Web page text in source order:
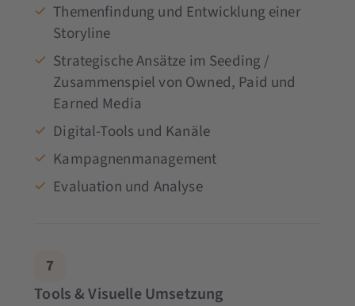
Themenfindung und Entwicklung einer
Storyline
Strategische Ansätze im Seeding /
Zusammenspiel von Owned, Paid und
Earned Media
Digital-Tools und Kanäle
Kampagnenmanagement
Evaluation und Analyse
7
Tools & Visuelle Umsetzung